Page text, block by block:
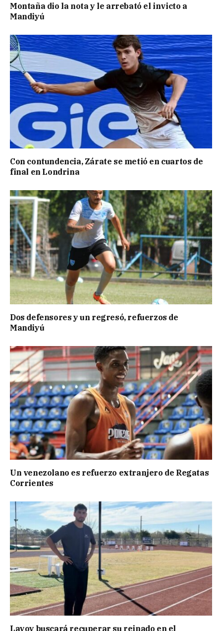
Montaña dio la nota y le arrebató el invicto a
Mandiyú
Con contundencia, Zárate se metió en cuartos de
final en Londrina
Dos defensores y un regresó, refuerzos de
Mandiyú
Un venezolano es refuerzo extranjero de Regatas
Corrientes
Layoy buscará recuperar su reinado en el